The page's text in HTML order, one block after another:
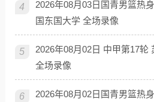
4
2026年08月03日国青男篮热
国东国大学 全场录像
5
2026年08月02日 中甲第17轮
全场录像
6
2026年08月02日国青男篮热